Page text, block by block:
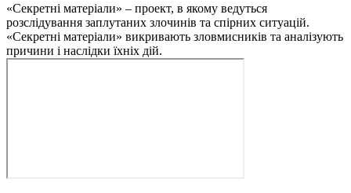
«Секретні матеріали» – проект, в якому ведуться
розслідування заплутаних злочинів та спірних ситуацій.
«Секретні матеріали» викривають зловмисників та аналізують
причини і наслідки їхніх дій.